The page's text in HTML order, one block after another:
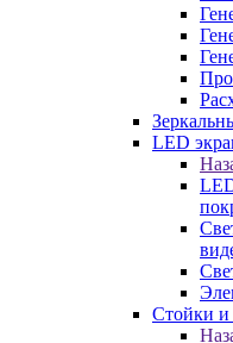
LED
Стойки и